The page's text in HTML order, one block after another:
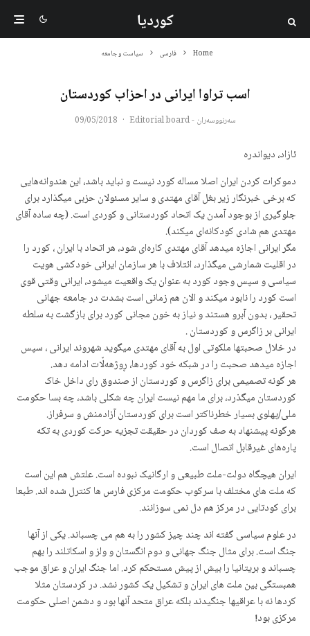
کوردیا
Home فارسی سیاست و جامعه
اسب تراوا ایرانی در احزاب کوردستان
سەرنووسەران - Editorial board ·
09/05/2018
ئازاد، دیواندره
دموکرات کردن ایران اصلا مساله کورد نیست و نباید باشد، این هندوانەهایی
که برخی خبرنگار زیر بغل آقای مهتدی و ساير مسئولان حزبی میگذارد برای
جلوگیری از بوجود آمدن یک اتحاد کوردستانی و کوردی است. (چه سادە آقای
مهتدی هم شادی کودکانەای میکند).
مگر ایرانی اجازه میدهد آقای مهتدی کارەای شود، هر اتحاد با ایران ، کورد را
در اقلیت شمارشی میگذارد، ائتلاف با هر سازمان ایرانی خودکشی هویت
سیاسی و سپس وجود کورد به عنوان یک واقعیت میشود، ایرانی وقتی قوی
است کورد را نابود میکند و الان هم زمانی است بشدت در جامعه جهانی
تحقیر ، بدون آبرو هستند و نیاز به خون مجانی کورد برای بازگشت به سلطه
ایرانی بر زاگرس و کوردستان .
در خلال صحبتها ملکوتی اول به آقای مهتدی میگوید شهروند ایرانی ، سپس
اجازه میدهد صحبت را در شبکه خود کوردها، ڕوژهەڵات ادامه دهد.
هر گونه تصمیمی برای زاگرس و کوردستان از صندوق رای داخل خاک
کوردستان میگذرد، برای ما مهم نیست ایران چه شکلی باشد، چه بسا حکومت
ملی/پهلوی بسیار خطرناکتر است برای کوردستان آزادمنش و سرفراز.
هرگونه پیشنهاد به صف کوردان در حقیقت تجزیه حرکت کوردی به تکه
پارەهای غیرقابل اتصال است.
ایران هیچگاه دولت-ملت طبیعی و ارگانیک نبودە است. علتش هم این است
که ملت های مختلف با سرکوب حکومت مرکزی فارس ها کنترل شده اند. طبعا
برای کودتایی در مرکز هم دل نمی سوزانند.
در علوم سیاسی گفته اند چند چیز کشور را به هم می چسباند. یکی از آنها
جنگ است. برای مثال جنگ جهانی و دوم انگستان و ولز و اسکاتلند را بهم
چسباند و بریتانیا را بیش از پیش مستحکم کرد. اما جنگ ایران و عراق موجب
همبستگی بین ملت های ایران و تشکیل یک کشور نشد. در کردستان مثلا
کردها نه با عراقیها جنگیدند بلکه عراق متحد آنها بود و دشمن اصلی حکومت
مرکزی بود!